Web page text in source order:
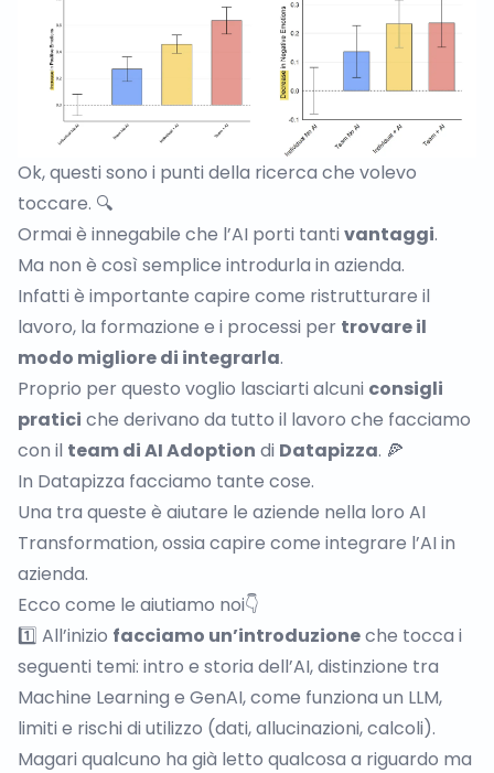
Ok, questi sono i punti della ricerca che volevo
toccare. 🔍
Ormai è innegabile che l’AI porti tanti vantaggi.
Ma non è così semplice introdurla in azienda.
Infatti è importante capire come ristrutturare il
lavoro, la formazione e i processi per trovare il
modo migliore di integrarla.
Proprio per questo voglio lasciarti alcuni consigli
pratici che derivano da tutto il lavoro che facciamo
con il team di AI Adoption di Datapizza. 🍕
In Datapizza facciamo tante cose.
Una tra queste è aiutare le aziende nella loro AI
Transformation, ossia capire come integrare l’AI in
azienda.
Ecco come le aiutiamo noi👇
1️⃣ All’inizio facciamo un’introduzioneche tocca i
seguenti temi: intro e storia dell’AI, distinzione tra
Machine Learning e GenAI, come funziona un LLM,
limiti e rischi di utilizzo (dati, allucinazioni, calcoli).
Magari qualcuno ha già letto qualcosa a riguardo ma